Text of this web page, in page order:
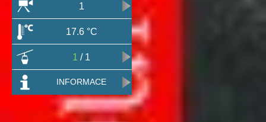
1
17.6 °C
1 / 1
INFORMACE